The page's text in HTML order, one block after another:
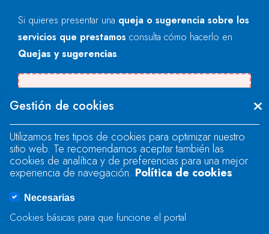
Si quieres presentar una queja o sugerencia sobre los
servicios que prestamos consulta cómo hacerlo en
Quejas y sugerencias.
"text".
Se produjo un error al cargar el campo
"text".
Se produjo un error al cargar el campo
Gestión de cookies
Utilizamos tres tipos de cookies para optimizar nuestro
sitio web. Te recomendamos aceptar también las
cookies de analítica y de preferencias para una mejor
experiencia de navegación. Política de cookies
Necesarias
Cookies básicas para que funcione el portal